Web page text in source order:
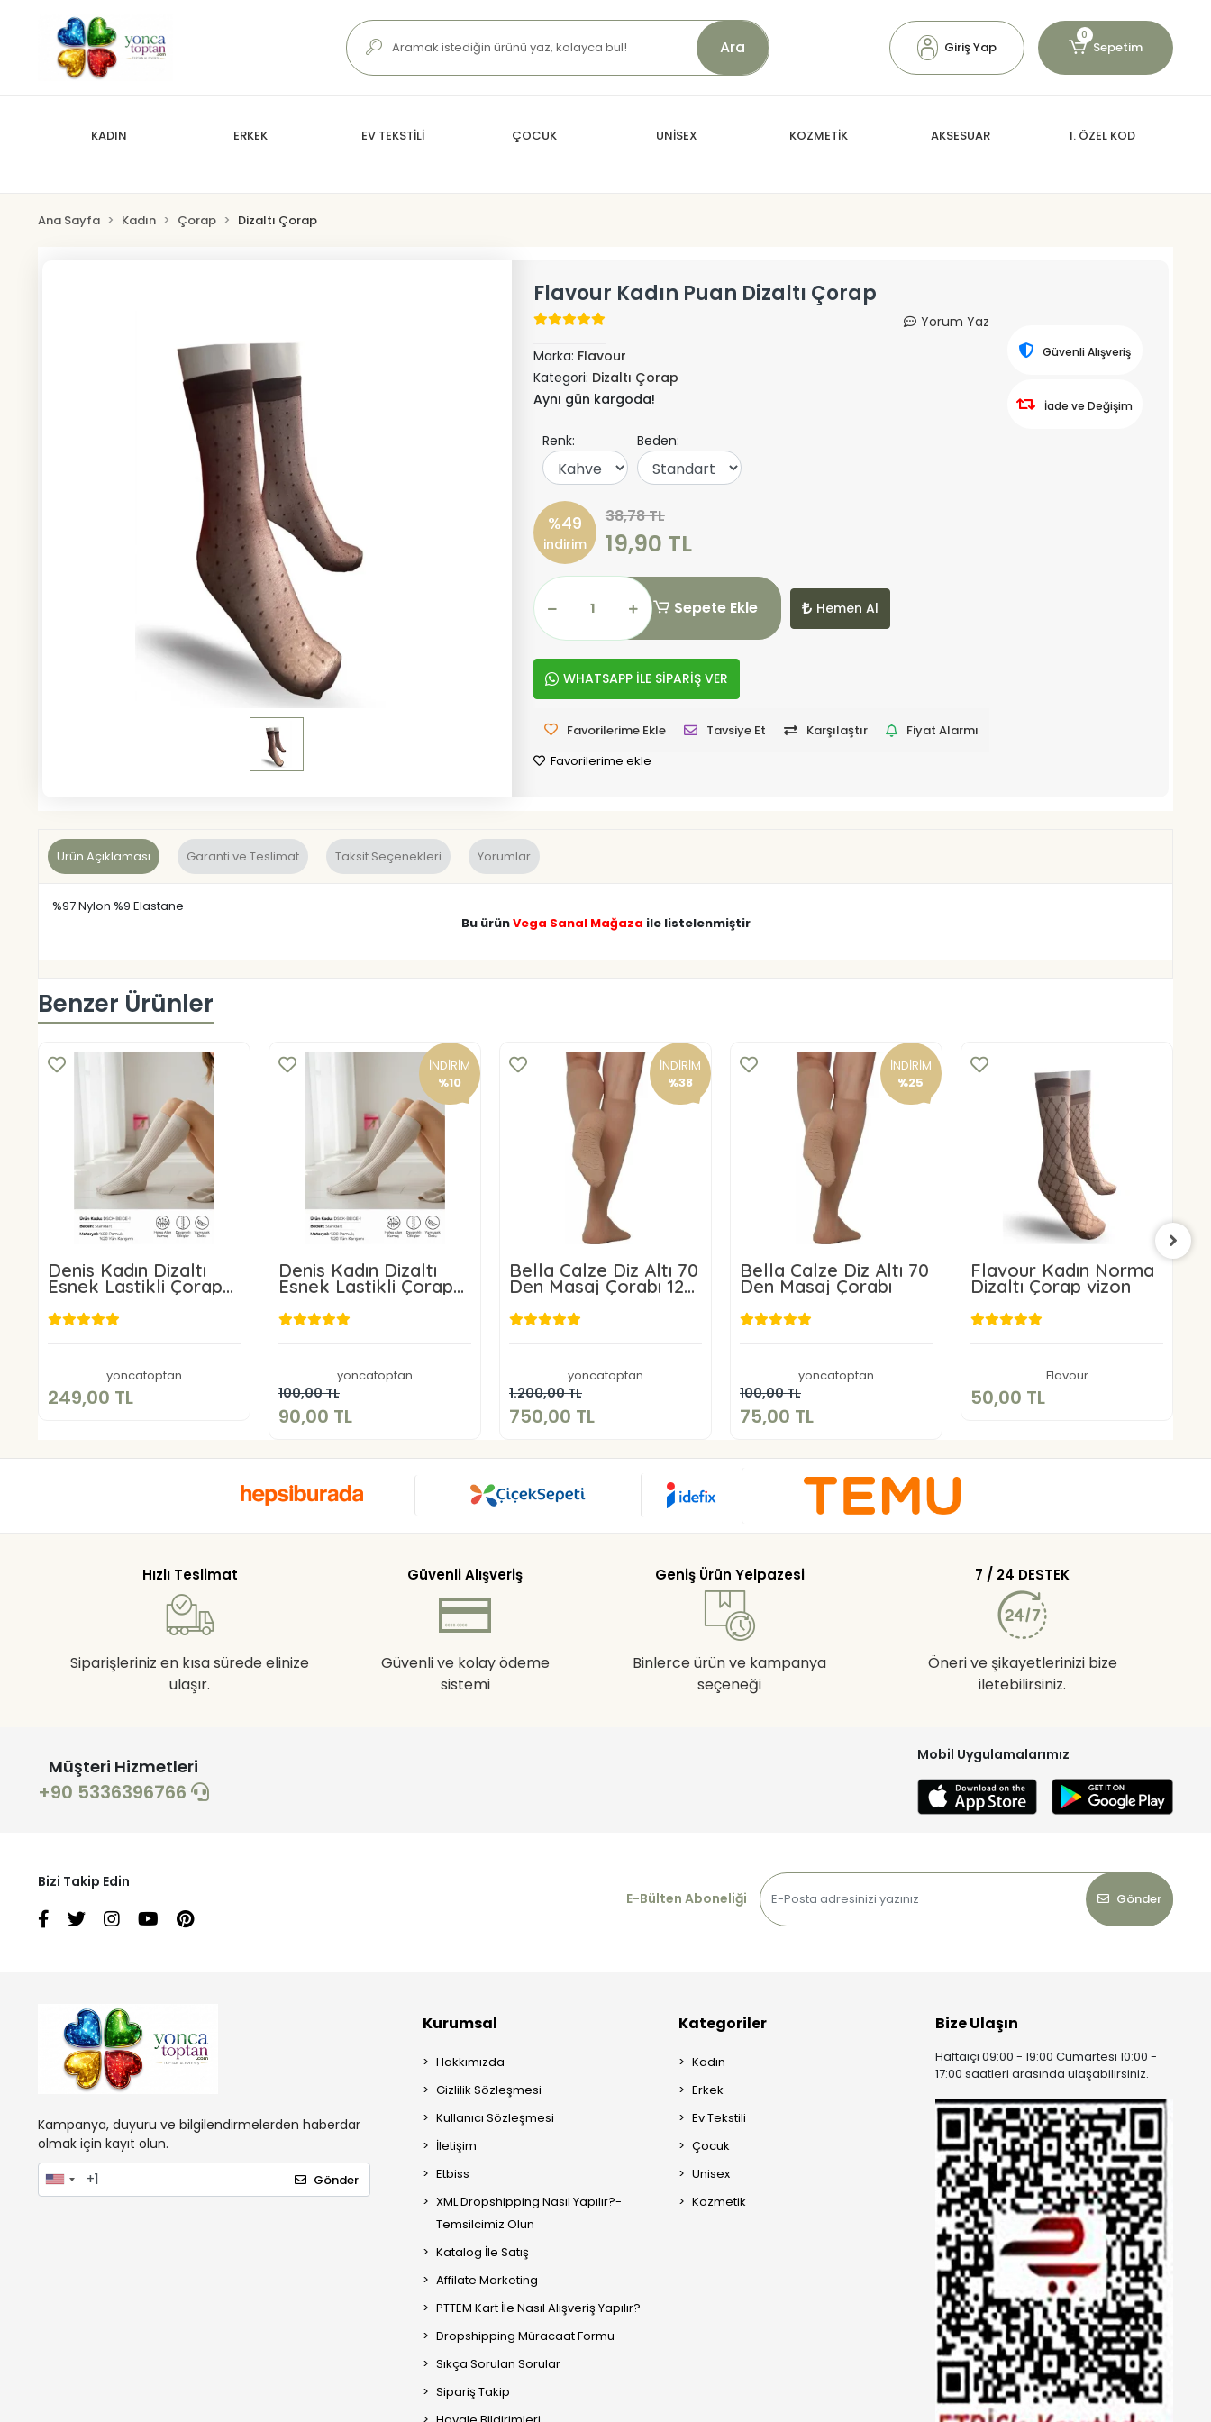
Ara Giriş Yap
0
Sepetim
KADIN ERKEK EV TEKSTİLİ ÇOCUK UNİSEX KOZMETİK AKSESUAR 1. ÖZEL KOD
Ana Sayfa Kadın Çorap Dizaltı Çorap
Flavour Kadın Puan Dizaltı Çorap
Yorum Yaz
Marka: Flavour
Kategori: Dizaltı Çorap
Aynı gün kargoda!
Renk: Beden:
%49
indirim
38,78 TL
19,90 TL
Sepete Ekle Hemen Al
WHATSAPP İLE SİPARİŞ VER
Favorilerime Ekle Tavsiye Et Karşılaştır
Fiyat Alarmı
Favorilerime ekle
Güvenli Alışveriş
İade ve Değişim
Ürün Açıklaması Garanti ve Teslimat Taksit Seçenekleri Yorumlar
%97 Nylon %9 Elastane
Bu ürünVega Sanal Mağaza ile listelenmiştir
Benzer Ürünler
Denis Kadın Dizaltı
Esnek Lastikli Çorap
Bej Rengi 3 Adet
yoncatoptan
249,00 TL
Sepete Ekle
İNDİRİM
%10
Denis Kadın Dizaltı
Esnek Lastikli Çorap
yoncatoptan
100,00 TL
90,00 TL
İNDİRİM
%38
Bella Calze Diz Altı 70
Den Masaj Çorabı 12
yoncatoptan
1.200,00 TL
750,00 TL
Sepete Ekle
İNDİRİM
%25
Bella Calze Diz Altı 70
Den Masaj Çorabı
yoncatoptan
100,00 TL
75,00 TL
Flavour Kadın Norma
Dizaltı Çorap vizon
Flavour
50,00 TL
Sepete Ekle
Hızlı Teslimat
Siparişleriniz en kısa sürede elinize
ulaşır.
Güvenli Alışveriş
Güvenli ve kolay ödeme
sistemi
Geniş Ürün Yelpazesi
Binlerce ürün ve kampanya
seçeneği
7 / 24 DESTEK
Öneri ve şikayetlerinizi bize
iletebilirsiniz.
Müşteri Hizmetleri
+90 5336396766
Mobil Uygulamalarımız
Bizi Takip Edin
E-Bülten Aboneliği
Gönder
Kampanya, duyuru ve bilgilendirmelerden haberdar
olmak için kayıt olun.
Gönder
Kurumsal
Hakkımızda
Gizlilik Sözleşmesi
Kullanıcı Sözleşmesi
İletişim
Etbiss
XML Dropshipping Nasıl Yapılır?-
Temsilcimiz Olun
Katalog İle Satış
Affilate Marketing
PTTEM Kart İle Nasıl Alışveriş Yapılır?
Dropshipping Müracaat Formu
Sıkça Sorulan Sorular
Sipariş Takip
Kategoriler
Kadın
Erkek
Ev Tekstili
Çocuk
Unisex
Kozmetik
Bize Ulaşın
Haftaiçi 09:00 - 19:00 Cumartesi 10:00 -
17:00 saatleri arasında ulaşabilirsiniz.